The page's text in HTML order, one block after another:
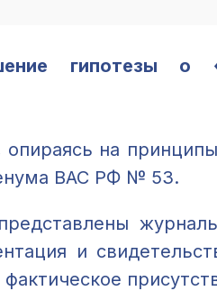
гипотезы о
на
ВАС РФ № 53.
и